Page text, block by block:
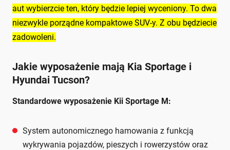
aut wybierzcie ten, który będzie lepiej wyceniony. To dwa
niezwykle porządne kompaktowe SUV-y. Z obu będziecie
zadowoleni.
Jakie wyposażenie mają Kia Sportage i
Hyundai Tucson?
Standardowe wyposażenie Kii Sportage M:
System autonomicznego hamowania z funkcją
wykrywania pojazdów, pieszych i rowerzystów oraz